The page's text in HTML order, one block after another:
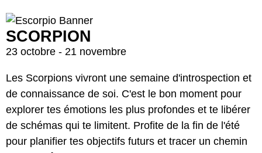
SCORPION
23 octobre - 21 novembre
Les Scorpions vivront une semaine d'introspection et
de connaissance de soi. C'est le bon moment pour
explorer tes émotions les plus profondes et te libérer
de schémas qui te limitent. Profite de la fin de l'été
pour planifier tes objectifs futurs et tracer un chemin